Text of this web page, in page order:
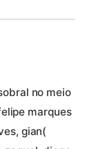
no meio
marques
gian(